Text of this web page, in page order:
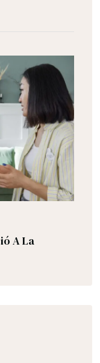
A La